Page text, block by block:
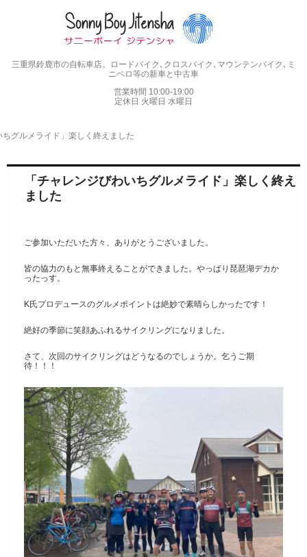
三重県鈴鹿市の自転車店。ロードバイク､クロスバイク､マウンテンバイク､ミ
ニベロ等の新車と中古車
営業時間 10:00-19:00
定休日 火曜日 水曜日
グルメライド」楽しく終えました
「チャレンジびわいちグルメライド」楽しく終え
ました
ご参加いただいた方々、ありがとうございました。
皆の協力のもと無事終えることができました。やっぱり琵琶湖デカか
ったっす。
K氏プロデュースのグルメポイントは絶妙で素晴らしかったです！
絶好の季節に笑顔あふれるサイクリングになりました。
さて、次回のサイクリングはどうなるのでしょうか。乞うご期
待！！！